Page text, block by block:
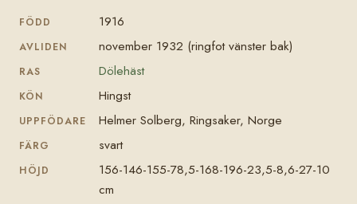
FÖDD 1916
AVLIDEN november 1932 (ringfot vänster bak)
RAS Dölehäst
KÖN Hingst
UPPFÖDARE Helmer Solberg, Ringsaker, Norge
FÄRG svart
HÖJD
156-146-155-78,5-168-196-23,5-8,6-27-10
cm